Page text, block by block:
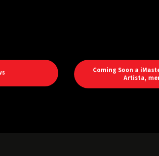
Coming Soon a
Artista,